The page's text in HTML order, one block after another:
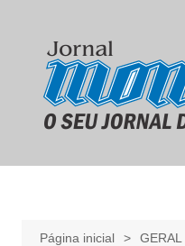
conteúdo
Página inicial
GERAL